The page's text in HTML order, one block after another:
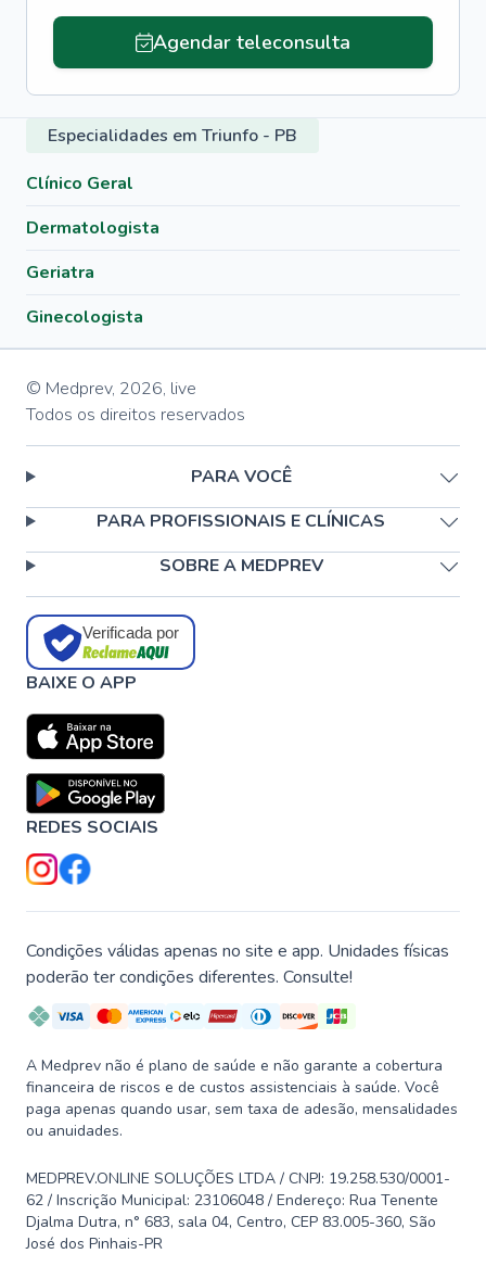
Agendar teleconsulta
Especialidades em Triunfo - PB
Clínico Geral
Dermatologista
Geriatra
Ginecologista
© Medprev, 2026, live
Todos os direitos reservados
PARA VOCÊ
PARA PROFISSIONAIS E CLÍNICAS
SOBRE A MEDPREV
Verificada por
BAIXE O APP
REDES SOCIAIS
Condições válidas apenas no site e app. Unidades físicas
poderão ter condições diferentes. Consulte!
A Medprev não é plano de saúde e não garante a cobertura
financeira de riscos e de custos assistenciais à saúde. Você
paga apenas quando usar, sem taxa de adesão, mensalidades
ou anuidades.
MEDPREV.ONLINE SOLUÇÕES LTDA / CNPJ: 19.258.530/0001-
62 / Inscrição Municipal: 23106048 / Endereço: Rua Tenente
Djalma Dutra, n° 683, sala 04, Centro, CEP 83.005-360, São
José dos Pinhais-PR